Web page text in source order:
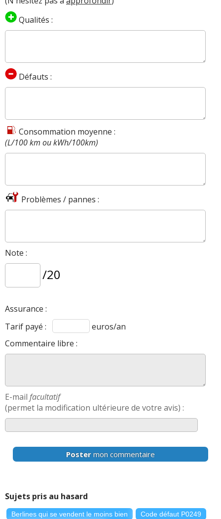
Qualités :
Défauts :
Consommation moyenne :
(L/100 km ou kWh/100km)
Problèmes / pannes :
Note :
/20
Assurance :
Tarif payé :
euros/an
Commentaire libre :
E-mail facultatif
(permet la modification ultérieure de votre avis) :
Poster mon commentaire
Sujets pris au hasard
Berlines qui se vendent le moins bien
Code défaut P0249